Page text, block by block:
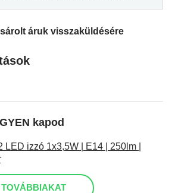
áruk visszaküldésére
kapod
LED izzó 1x3,5W | E14 | 250lm |